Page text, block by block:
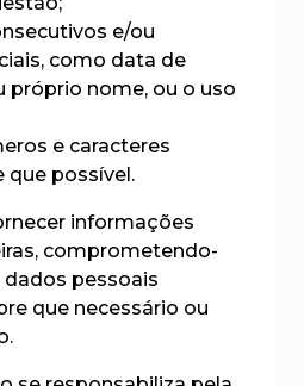
e/ou
como data de
próprio nome, ou o uso
e caracteres
que possível.
informações
comprometendo-
dados pessoais
que necessário ou